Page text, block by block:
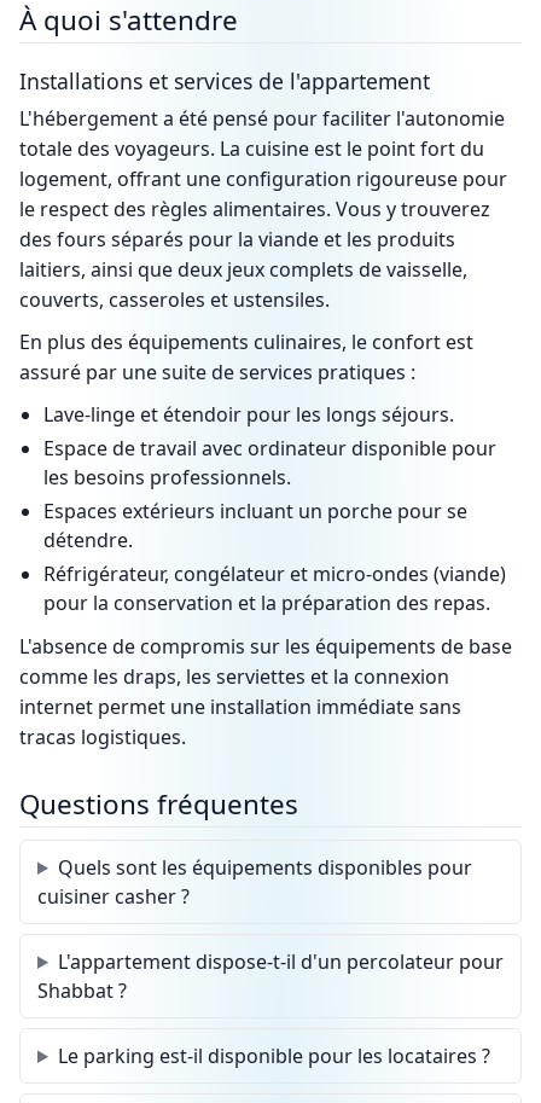
À quoi s'attendre
Installations et services de l'appartement
L'hébergement a été pensé pour faciliter l'autonomie
totale des voyageurs. La cuisine est le point fort du
logement, offrant une configuration rigoureuse pour
le respect des règles alimentaires. Vous y trouverez
des fours séparés pour la viande et les produits
laitiers, ainsi que deux jeux complets de vaisselle,
couverts, casseroles et ustensiles.
En plus des équipements culinaires, le confort est
assuré par une suite de services pratiques :
Lave-linge et étendoir pour les longs séjours.
Espace de travail avec ordinateur disponible pour
les besoins professionnels.
Espaces extérieurs incluant un porche pour se
détendre.
Réfrigérateur, congélateur et micro-ondes (viande)
pour la conservation et la préparation des repas.
L'absence de compromis sur les équipements de base
comme les draps, les serviettes et la connexion
internet permet une installation immédiate sans
tracas logistiques.
Questions fréquentes
Quels sont les équipements disponibles pour
cuisiner casher ?
L'appartement dispose-t-il d'un percolateur pour
Shabbat ?
Le parking est-il disponible pour les locataires ?